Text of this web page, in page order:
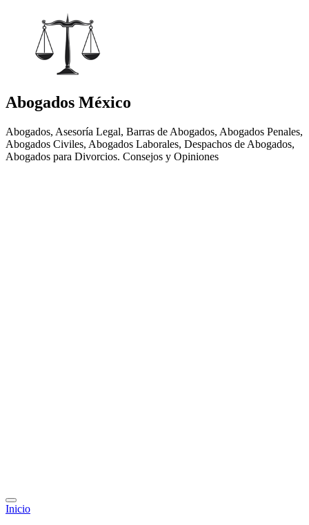
Abogados México
Abogados, Asesoría Legal, Barras de Abogados, Abogados Penales,
Abogados Civiles, Abogados Laborales, Despachos de Abogados,
Abogados para Divorcios. Consejos y Opiniones
Inicio